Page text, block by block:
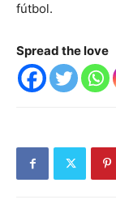
fútbol.
Spread the love